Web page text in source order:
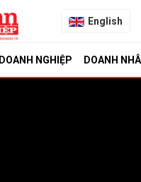
English
DOANH NGHIỆP DOANH